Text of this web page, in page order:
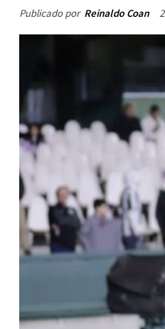
Publicado por Reinaldo Coan